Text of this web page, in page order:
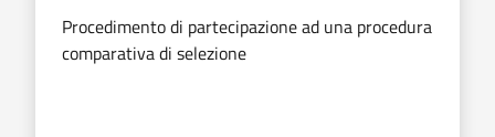
Procedimento di partecipazione ad una procedura
comparativa di selezione